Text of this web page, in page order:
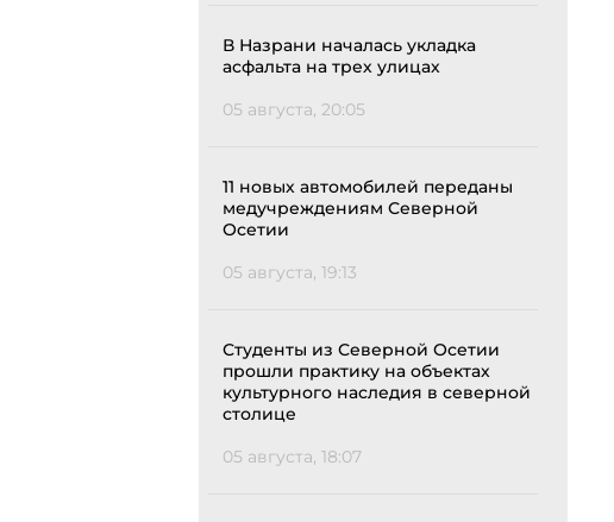
В Назрани началась укладка
асфальта на трех улицах
05 августа, 20:05
11 новых автомобилей переданы
медучреждениям Северной
Осетии
05 августа, 19:13
Студенты из Северной Осетии
прошли практику на объектах
культурного наследия в северной
столице
05 августа, 18:07